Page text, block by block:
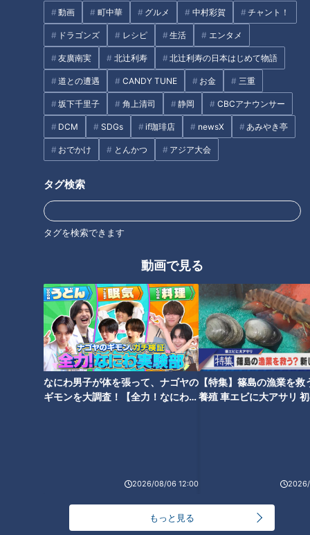
動画 町中華 グルメ 中村彩賀 チャント！
ドラゴンズ レシピ 生活 エンタメ
友廣南実 北辻利寿 北辻利寿の日本はじめて物語
道との遭遇 CANDY TUNE お金 三重
坂下千里子 角上清司 静岡 CBCアナウンサー
DCM SDGs if珈琲店 newsX あみやき亭
おでかけ とんかつ アジア大会
タグ検索
タグを検索できます
動画で見る
なにわ男子が体を張って、ナゴヤの
ギモンを大調査！【全力！なにわ実
2026/08/06 12:00
【特集】篠島の漁業を救
養殖 車エビに大アサリ
もっと見る
瓶、謎設定に思わず絶叫！
るの丸わかり」
エンタメ スジナシ 笑福亭鶴瓶 野村真美
オススメ関連コンテンツ
瓶に苛立ち結婚を迫る
【藤田朋子】「お兄ちゃん戻っ
てきて…」
【小林綾子】いいかげんな台詞
の応酬に鶴瓶も仰天！
【冨士眞奈美】独特トークで迷